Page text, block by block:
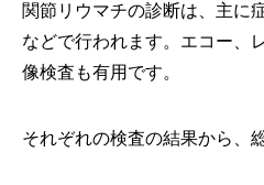
関節リウマチの診断は、主に
などで行われます。エコー、
像検査も有用です。
それぞれの検査の結果から、